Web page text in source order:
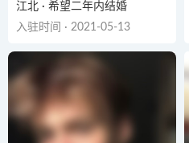
江北 · 希望二年内结婚
入驻时间 · 2021-05-13